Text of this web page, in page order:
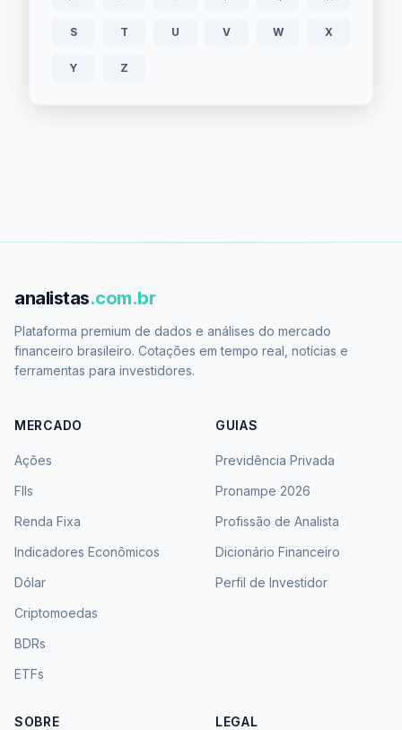
S T U V W X
Y Z
analistas.com.br
Plataforma premium de dados e análises do mercado
financeiro brasileiro. Cotações em tempo real, notícias e
ferramentas para investidores.
MERCADO
Ações
FIIs
Renda Fixa
Indicadores Econômicos
Dólar
Criptomoedas
BDRs
ETFs
GUIAS
Previdência Privada
Pronampe 2026
Profissão de Analista
Dicionário Financeiro
Perfil de Investidor
SOBRE LEGAL